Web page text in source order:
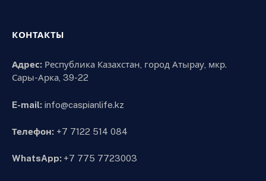
КОНТАКТЫ
Адрес: Республика Казахстан, город Атырау, мкр.
Сары-Арка, 39-22
E-mail: info@caspianlife.kz
Телефон: +7 7122 514 084
WhatsApp: +7 775 7723003